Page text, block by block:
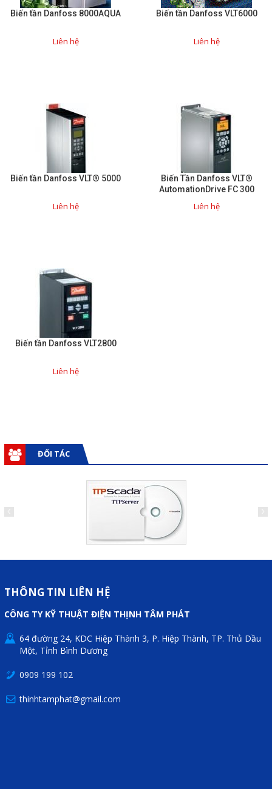
Biến tần Danfoss 8000AQUA
Liên hệ
Biến tần Danfoss VLT6000
Liên hệ
Biến tần Danfoss VLT® 5000
Liên hệ
Biến Tần Danfoss VLT®
AutomationDrive FC 300
Liên hệ
Biến tần Danfoss VLT2800
Liên hệ
ĐỐI TÁC
THÔNG TIN LIÊN HỆ
CÔNG TY KỸ THUẬT ĐIỆN THỊNH TÂM PHÁT
64 đường 24, KDC Hiệp Thành 3, P. Hiệp Thành, TP. Thủ Dầu
Một, Tỉnh Bình Dương
0909 199 102
thinhtamphat@gmail.com
Giới thiệu
Dịch vụ
Thiết kế tủ điện công nghiệp
Sửa chữa biến tần
Sửa chữa PLC
Sửa chữa màn hình HMI
Sửa Cân Điện Tử
Lập trình PLC
Lập trình màn hình HMI
Lập trình hệ thống Scada
Lập trình hệ thống Servo
Thông tin hữu ích
Hình ảnh sửa chữa
Đóng
Twitter